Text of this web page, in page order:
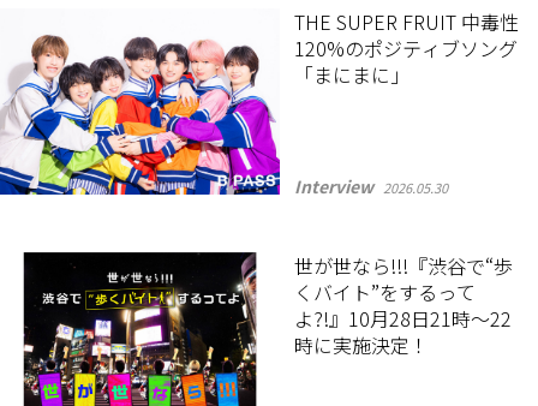
THE SUPER FRUIT 中毒性
120%のポジティブソング
「まにまに」
Interview 2026.05.30
世が世なら!!!『渋谷で“歩
くバイト”をするって
よ?!』10月28日21時〜22
時に実施決定！